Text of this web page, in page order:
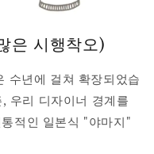
은 시행착오)
수년에 걸쳐 확장되었습
우리 디자이너 경계를
적인 일본식 "야마지"